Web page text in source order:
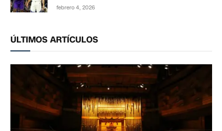
febrero 4, 2026
ÚLTIMOS ARTÍCULOS